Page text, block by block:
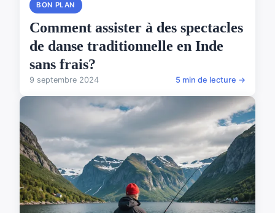
BON PLAN
Comment assister à des spectacles
de danse traditionnelle en Inde
sans frais?
9 septembre 2024 5 min de lecture →